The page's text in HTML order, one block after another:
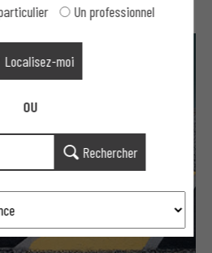
Un professionnel
Localisez-moi
OU
Rechercher